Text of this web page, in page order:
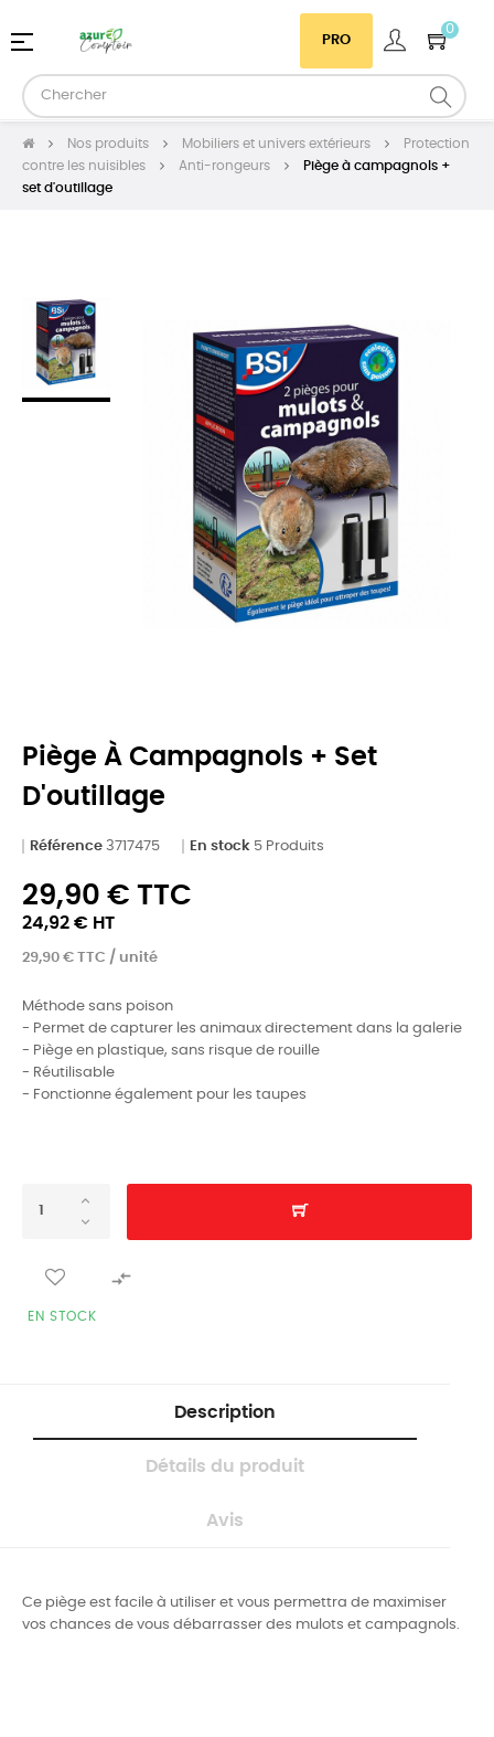
PRO
0
Basculer
navigation
☰
Nos produits Mobiliers et univers extérieurs
Protection
contre les nuisibles
Anti-rongeurs
Piège à campagnols +
set d'outillage
Piège À Campagnols + Set
D'outillage
Référence 3717475 En stock 5 Produits
29,90 € TTC
24,92 € HT
29,90 € TTC / unité
Méthode sans poison
- Permet de capturer les animaux directement dans la galerie
- Piège en plastique, sans risque de rouille
- Réutilisable
- Fonctionne également pour les taupes

EN STOCK
Description
Détails du produit
Avis
Ce piège est facile à utiliser et vous permettra de maximiser
vos chances de vous débarrasser des mulots et campagnols.